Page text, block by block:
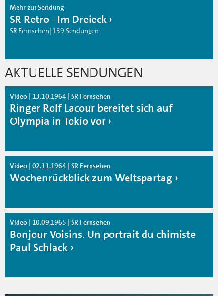
Mehr zur Sendung
SR Retro - Im Dreieck
SR Fernsehen| 139 Sendungen
AKTUELLE SENDUNGEN
Video | 13.10.1964 | SR Fernsehen
Ringer Rolf Lacour bereitet sich auf
Olympia in Tokio vor
Video | 02.11.1964 | SR Fernsehen
Wochenrückblick zum Weltspartag
Video | 10.09.1965 | SR Fernsehen
Bonjour Voisins. Un portrait du chimiste
Paul Schlack